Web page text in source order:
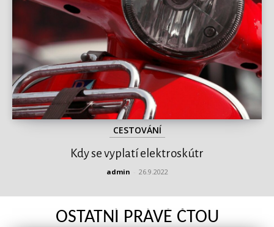
CESTOVÁNÍ
Kdy se vyplatí elektroskútr
admin 26.9.2022
OSTATNÍ PRÁVĚ ČTOU